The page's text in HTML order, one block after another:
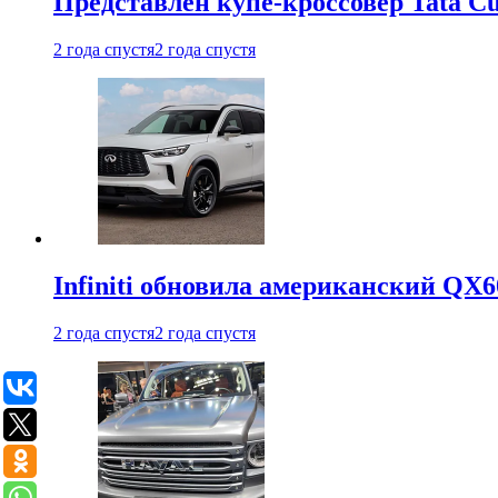
2 года спустя2 года спустя
Infiniti обновила американский
2 года спустя2 года спустя